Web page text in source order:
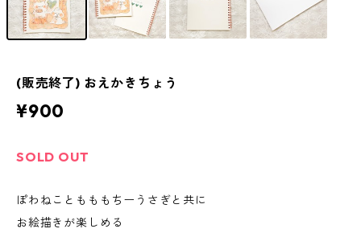
(販売終了) おえかきちょう
¥900
SOLD OUT
ぽわねこともももちーうさぎと共に
お絵描きが楽しめる